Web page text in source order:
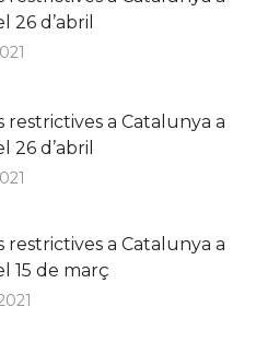
26 d’abril
restrictives a Catalunya a
26 d’abril
restrictives a Catalunya a
15 de març